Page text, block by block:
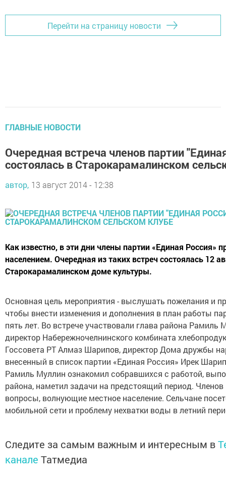
Перейти на страницу новости
ГЛАВНЫЕ НОВОСТИ
Очередная встреча членов партии
состоялась в Старокарамалинском
автор, 13 август 2014 - 12:38
Как известно, в эти дни члены партии «Единая Россия»
населением. Очередная из таких встреч состоялась 12
Старокарамалинском доме культуры.
Основная цель мероприятия - выслушать пожелания и
чтобы внести изменения и дополнения в план работы
пять лет. Во встрече участвовали глава района Рамиль
директор Набережночелнинского комбината
Госсовета РТ Алмаз Шарипов, директор Дома дружбы
внесенный в список партии «Единая Россия» Ирек
Рамиль Муллин ознакомил собравшихся с работой,
района, наметил задачи на предстоящий период. Членов
вопросы, волнующие местное население. Сельчане
мобильной сети и проблему нехватки воды в летний
Следите за самым важным и интересным в
канале Татмедиа